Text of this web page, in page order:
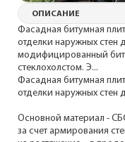
ОПИСАНИЕ
Фасадная битумная
отделки наружных стен
модифицированный
стеклохолстом. Э...
Фасадная битумная
отделки наружных стен
Основной материал -
за счет армирования